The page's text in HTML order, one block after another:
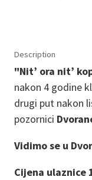
Description
"Nit’ ora nit’
nakon 4 godine
drugi put nakon
pozornici
Vidimo se u
Cijena ulaznice